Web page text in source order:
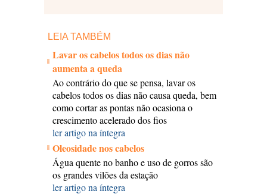
LEIA TAMBÉM
Lavar os cabelos todos os dias não
aumenta a queda
Ao contrário do que se pensa, lavar os
cabelos todos os dias não causa queda, bem
como cortar as pontas não ocasiona o
crescimento acelerado dos fios
ler artigo na íntegra
Oleosidade nos cabelos
Água quente no banho e uso de gorros são
os grandes vilões da estação
ler artigo na íntegra